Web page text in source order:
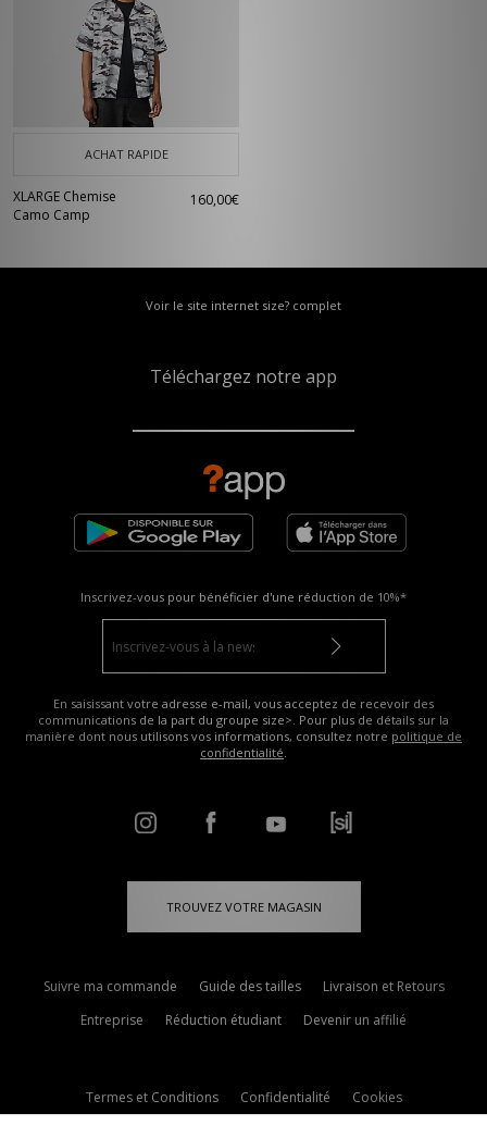
ACHAT RAPIDE
XLARGE Chemise
Camo Camp
160,00€
Voir le site internet size? complet
Téléchargez notre app
Inscrivez-vous pour bénéficier d'une réduction de 10%*
En saisissant votre adresse e-mail, vous acceptez de recevoir des
communications de la part du groupe size>. Pour plus de détails sur la
manière dont nous utilisons vos informations, consultez notre politique de
confidentialité.
TROUVEZ VOTRE MAGASIN
Suivre ma commande Guide des tailles
Livraison et Retours
Entreprise
Réduction étudiant Devenir un affilié
Termes et Conditions Confidentialité
Cookies